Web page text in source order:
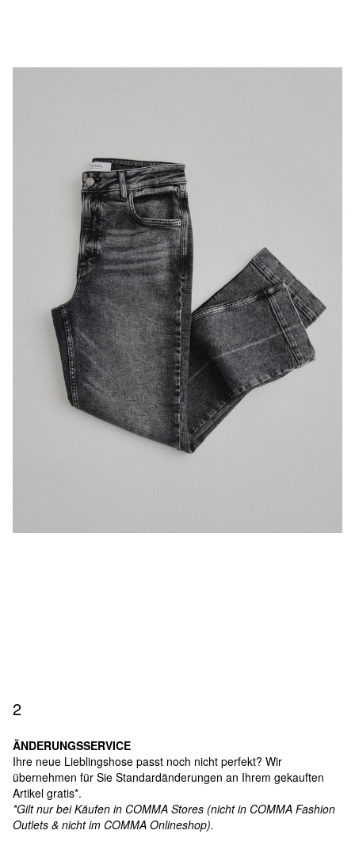
2
ÄNDERUNGSSERVICE
Ihre neue Lieblingshose passt noch nicht perfekt? Wir
übernehmen für Sie Standardänderungen an Ihrem gekauften
Artikel gratis*.
*Gilt nur bei Käufen in COMMA Stores (nicht in COMMA Fashion
Outlets & nicht im COMMA Onlineshop).